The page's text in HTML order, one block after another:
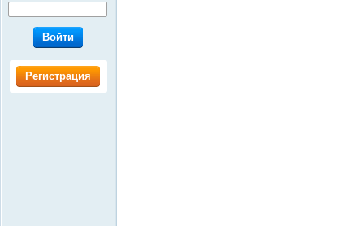
Войти
Регистрация